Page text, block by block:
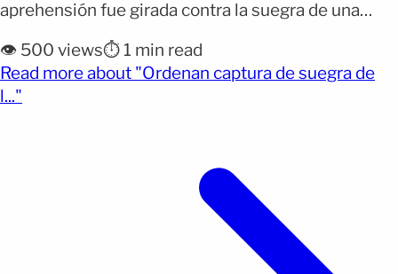
aprehensión fue girada contra la suegra de una
responsable de dispararle en un departamento de
la zona de Polanco, en la Ciudad de México. La
medida fue concedida por un Juez de Control tras
👁️ 500 views⏱️ 1 min read
Read more about "Ordenan captura de suegra de
l..."